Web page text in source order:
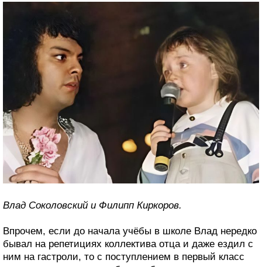
Влад Соколовский и Филипп Киркоров.
Впрочем, если до начала учёбы в школе Влад нередко
бывал на репетициях коллектива отца и даже ездил с
ним на гастроли, то с поступлением в первый класс